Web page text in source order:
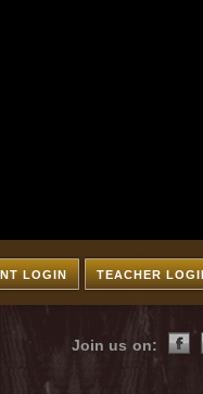
TEACHER
LOGIN
Join us on: